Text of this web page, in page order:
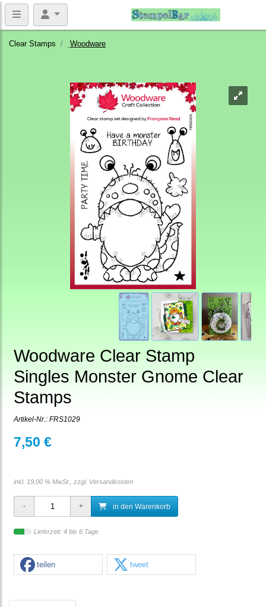
Clear Stamps Woodware
Woodware Clear Stamp
Singles Monster Gnome Clear
Stamps
Artikel-Nr.: FRS1029
7,50 €
inkl. 19,00 % MwSt., zzgl. Versandkosten
in den Warenkorb
Lieferzeit: 4 bis 6 Tage
teilen tweet